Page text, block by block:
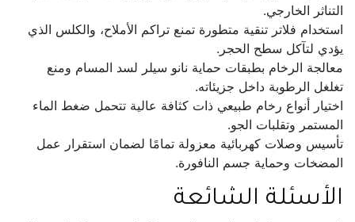
التناثر الخارجي.
استخدام فلاتر تنقية متطورة تمنع تراكم الأملاح، والكلس الذي
يؤدي لتآكل سطح الحجر.
معالجة الرخام بطبقات حماية نانو سيلر لسد المسام ومنع
تغلغل الرطوبة داخل جزيئاته.
اختيار أنواع رخام طبيعي ذات كثافة عالية تتحمل ضغط الماء
المستمر وتقلبات الجو.
تأسيس وصلات كهربائية معزولة تمامًا لضمان استقرار عمل
المضخات وحماية جسم النافورة.
الأسئلة الشائعة